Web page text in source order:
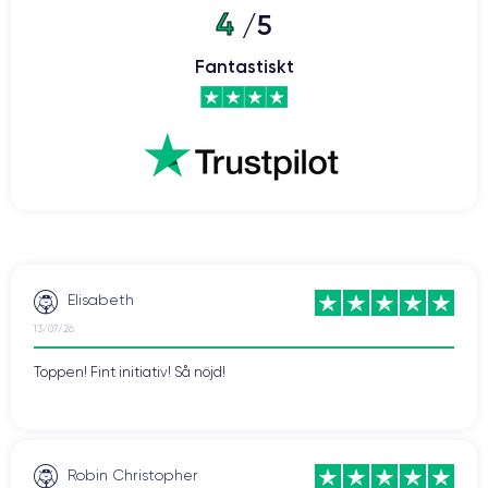
Datumet är den 10 september 2019. Som varje gång erbjuder
äppelföretaget en keynote för att presentera sina nya modeller.
och dess varianter (iPhone 11 Pro och iPhone 11 Pro Max).
Tvärtom! Renoveringsmarknaden gör det möjligt för oss att ge den
ett nytt liv genom att ge människor som letar efter en billig telefon
4 /5
Fantastiskt
Elisabeth
13/07/26
Toppen! Fint initiativ! Så nöjd!
Robin Christopher